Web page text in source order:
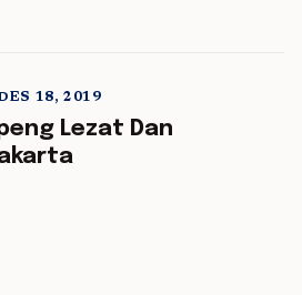
18, 2019
Lezat Dan